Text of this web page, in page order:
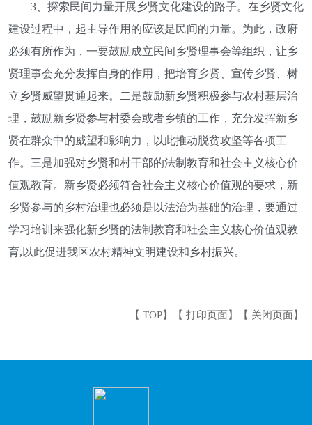
3、探索民间力量开展乡贤文化建设的路子。在乡贤文化
建设过程中，起主导作用的应该是民间的力量。为此，政府
必须有所作为，一要鼓励成立民间乡贤理事会等组织，让乡
贤理事会充分发挥自身的作用，把培育乡贤、宣传乡贤、树
立乡贤威望贯通起来。二是鼓励新乡贤积极参与农村基层治
理，鼓励新乡贤参与村委会或者乡镇的工作，充分发挥新乡
贤在群众中的威望和影响力，以此推动脱贫攻坚等各项工
作。三是加强对乡贤和村干部的法制教育和社会主义核心价
值观教育。新乡贤必须符合社会主义核心价值观的要求，新
乡贤参与的乡村治理也必须是以法治为基础的治理，要通过
学习培训来强化新乡贤的法制教育和社会主义核心价值观教
育,以此促进我区农村精神文明建设和乡村振兴。
【 TOP】【 打印页面 】【 关闭页面 】